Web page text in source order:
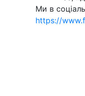
Ми в
https://